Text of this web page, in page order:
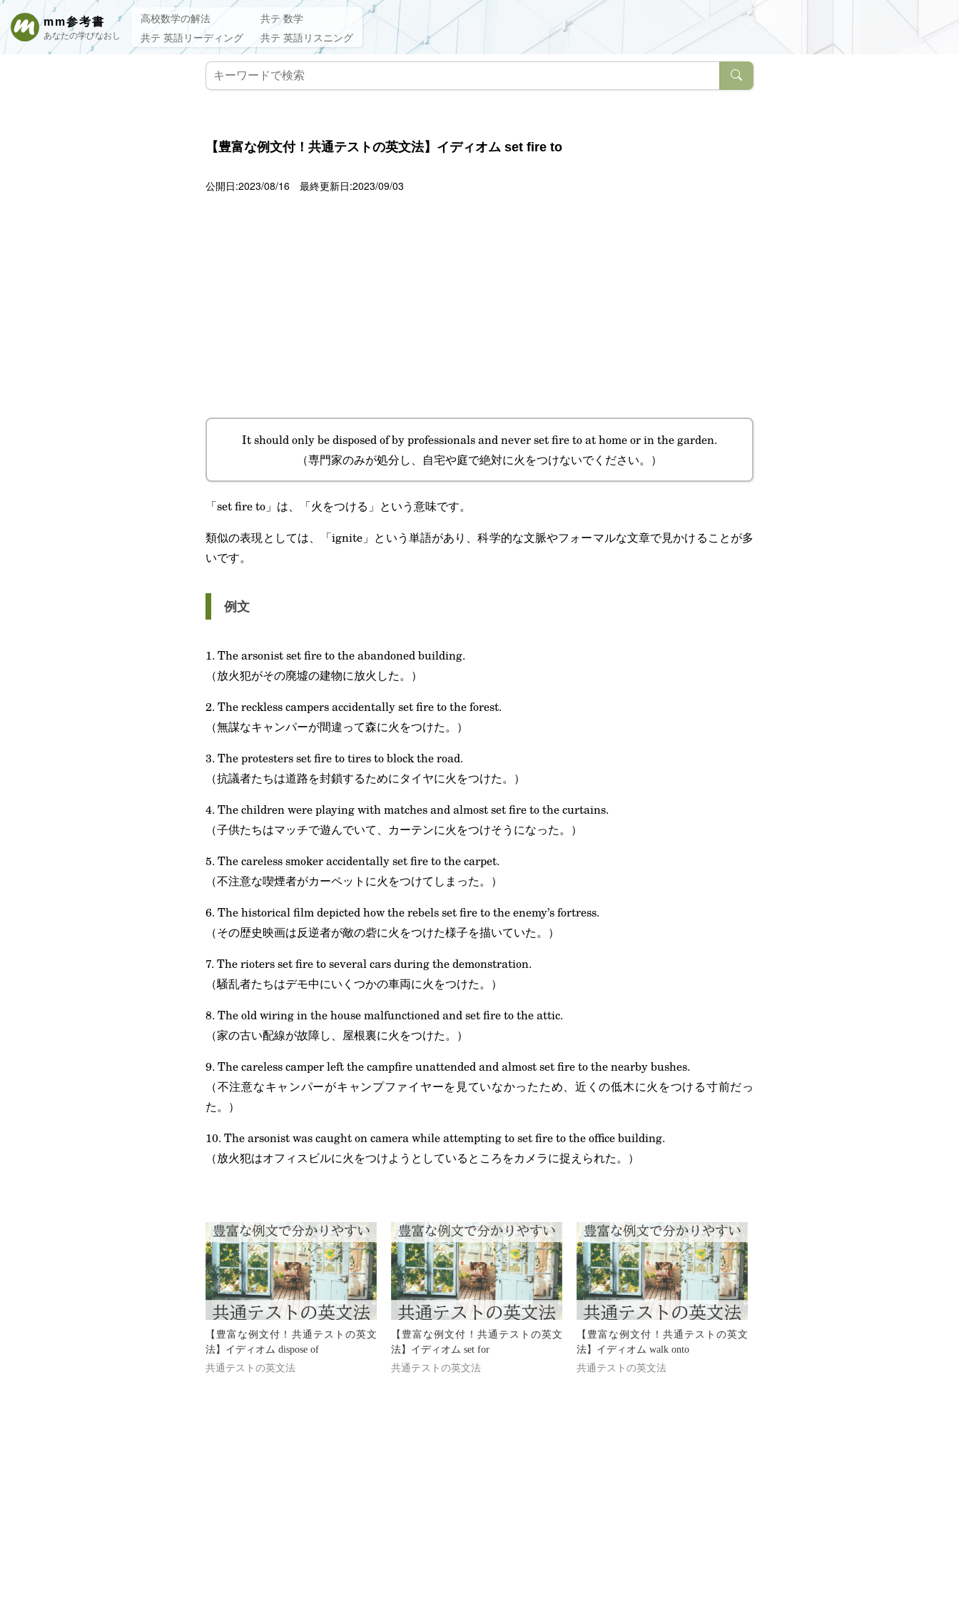
mm参考書
あなたの学びなおし
高校数学の解法
共テ 数学
共テ 英語リーディング
共テ 英語リスニング
【豊富な例文付！共通テストの英文法】イディオム set fire to
公開日:2023/08/16 最終更新日:2023/09/03
It should only be disposed of by professionals and never set fire to at home or in the garden.
（専門家のみが処分し、自宅や庭で絶対に火をつけないでください。）
「set fire to」は、「火をつける」という意味です。
類似の表現としては、「ignite」という単語があり、科学的な文脈やフォーマルな文章で見かけることが多
いです。
例文
1. The arsonist set fire to the abandoned building.
（放火犯がその廃墟の建物に放火した。）
2. The reckless campers accidentally set fire to the forest.
（無謀なキャンパーが間違って森に火をつけた。）
3. The protesters set fire to tires to block the road.
（抗議者たちは道路を封鎖するためにタイヤに火をつけた。）
4. The children were playing with matches and almost set fire to the curtains.
（子供たちはマッチで遊んでいて、カーテンに火をつけそうになった。）
5. The careless smoker accidentally set fire to the carpet.
（不注意な喫煙者がカーペットに火をつけてしまった。）
6. The historical film depicted how the rebels set fire to the enemy’s fortress.
（その歴史映画は反逆者が敵の砦に火をつけた様子を描いていた。）
7. The rioters set fire to several cars during the demonstration.
（騒乱者たちはデモ中にいくつかの車両に火をつけた。）
8. The old wiring in the house malfunctioned and set fire to the attic.
（家の古い配線が故障し、屋根裏に火をつけた。）
9. The careless camper left the campfire unattended and almost set fire to the nearby bushes.
（不注意なキャンパーがキャンプファイヤーを見ていなかったため、近くの低木に火をつける寸前だっ
た。）
10. The arsonist was caught on camera while attempting to set fire to the office building.
（放火犯はオフィスビルに火をつけようとしているところをカメラに捉えられた。）
【豊富な例文付！共通テストの英文
法】イディオム dispose of
共通テストの英文法
【豊富な例文付！共通テストの英文
法】イディオム set for
共通テストの英文法
【豊富な例文付！共通テストの英文
法】イディオム walk onto
共通テストの英文法